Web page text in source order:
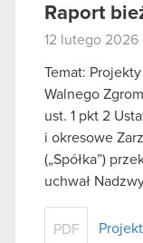
Raport
12 lutego 2026
Temat:
Walnego
ust. 1 pkt 2
i okresowe
(„Spółka”)
uchwał
PDF